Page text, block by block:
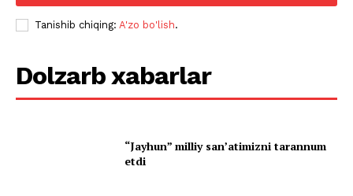
Tanishib chiqing: A'zo bo'lish.
Dolzarb xabarlar
“Jayhun” milliy san’atimizni tarannum
etdi